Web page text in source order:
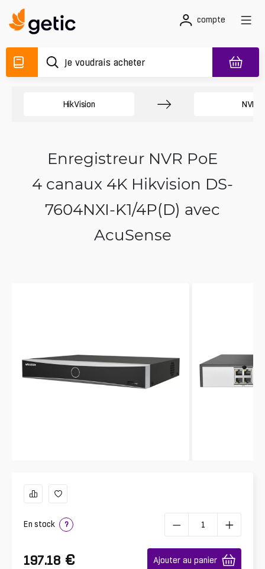
compte
HikVision NVR
Enregistreur NVR PoE
4 canaux 4K Hikvision DS-
7604NXI-K1/4P(D) avec
AcuSense
En stock ?
197.18 € Ajouter au panier